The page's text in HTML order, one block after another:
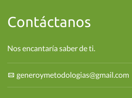
Contáctanos
Nos encantaría saber de ti.
generoymetodologias@gmail.com